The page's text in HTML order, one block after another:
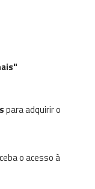
para adquirir o
o acesso à